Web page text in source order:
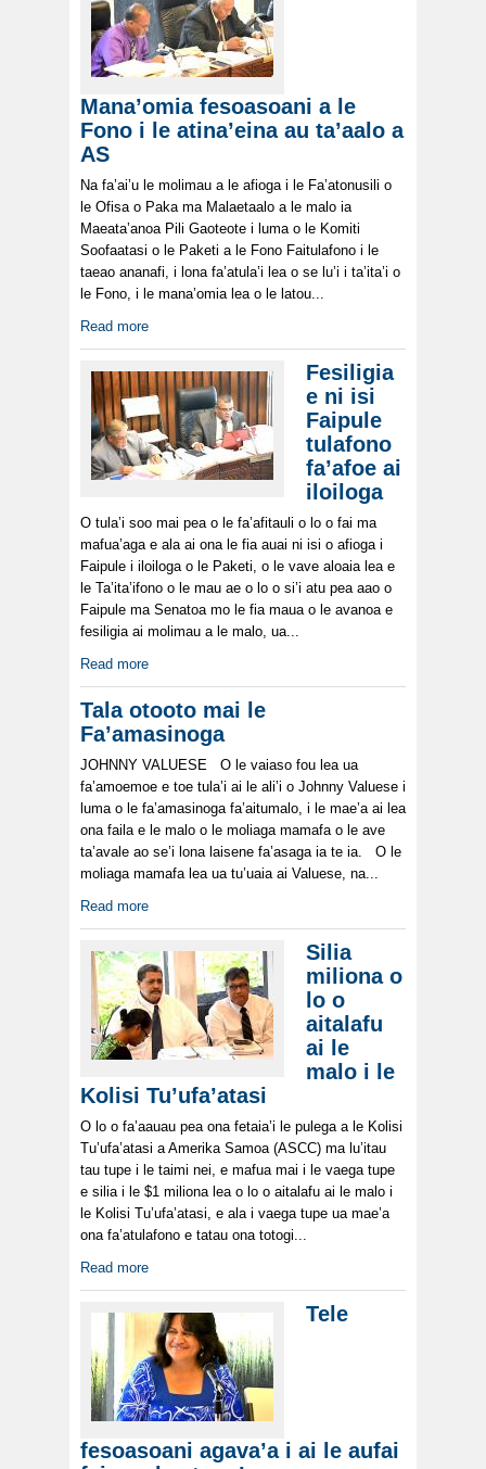
Mana’omia fesoasoani a le
Fono i le atina’eina au ta’aalo a
AS
Na fa’ai’u le molimau a le afioga i le Fa’atonusili o
le Ofisa o Paka ma Malaetaalo a le malo ia
Maeata’anoa Pili Gaoteote i luma o le Komiti
Soofaatasi o le Paketi a le Fono Faitulafono i le
taeao ananafi, i lona fa’atula’i lea o se lu’i i ta’ita’i o
le Fono, i le mana’omia lea o le latou...
Read more
Fesiligia
e ni isi
Faipule
tulafono
fa’afoe ai
iloiloga
O tula’i soo mai pea o le fa’afitauli o lo o fai ma
mafua’aga e ala ai ona le fia auai ni isi o afioga i
Faipule i iloiloga o le Paketi, o le vave aloaia lea e
le Ta’ita’ifono o le mau ae o lo o si’i atu pea aao o
Faipule ma Senatoa mo le fia maua o le avanoa e
fesiligia ai molimau a le malo, ua...
Read more
Tala otooto mai le
Fa’amasinoga
JOHNNY VALUESE O le vaiaso fou lea ua
fa’amoemoe e toe tula’i ai le ali’i o Johnny Valuese i
luma o le fa’amasinoga fa’aitumalo, i le mae’a ai lea
ona faila e le malo o le moliaga mamafa o le ave
ta’avale ao se’i lona laisene fa’asaga ia te ia. O le
moliaga mamafa lea ua tu’uaia ai Valuese, na...
Read more
Silia
miliona o
lo o
aitalafu
ai le
malo i le
Kolisi Tu’ufa’atasi
O lo o fa’aauau pea ona fetaia’i le pulega a le Kolisi
Tu’ufa’atasi a Amerika Samoa (ASCC) ma lu’itau
tau tupe i le taimi nei, e mafua mai i le vaega tupe
e silia i le $1 miliona lea o lo o aitalafu ai le malo i
le Kolisi Tu’ufa’atasi, e ala i vaega tupe ua mae’a
ona fa’atulafono e tatau ona totogi...
Read more
Tele
fesoasoani agava’a i ai le aufai